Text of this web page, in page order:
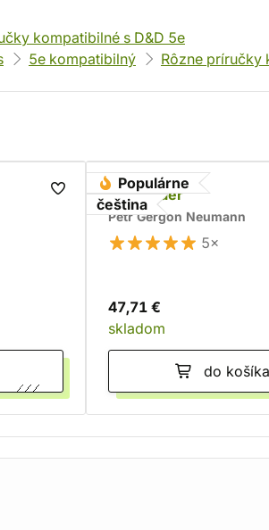
kompatibilné s D&D 5e
5e kompatibilný Rôzne príručky
Populárne
čeština
Dragonaer
Petr Gergon Neumann
5×
47,71 €
skladom
do košíka